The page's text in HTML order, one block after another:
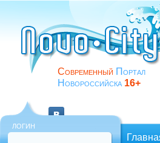
Современный Портал
Новороссийска 16+
ЛОГИН